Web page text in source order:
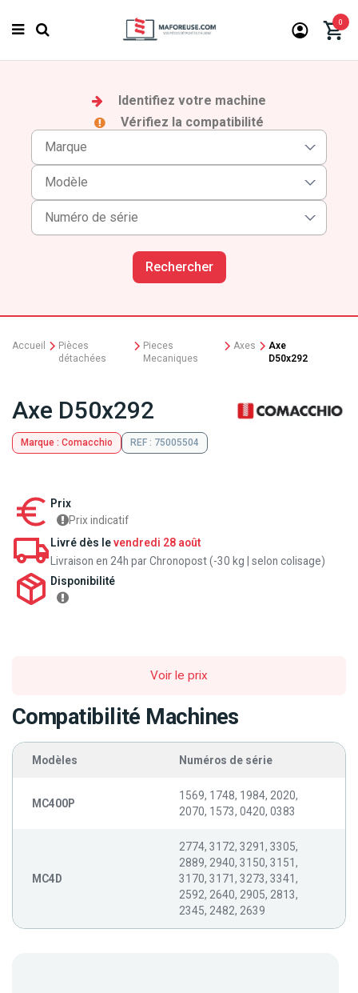
0
Identifiez votre machine
Vérifiez la compatibilité
Rechercher
Accueil
Pièces
détachées
Pieces
Mecaniques
Axes
Axe
D50x292
Axe D50x292
Marque : Comacchio REF : 75005504
Prix
Prix indicatif
Livré dès levendredi 28 août
Livraison en 24h par Chronopost (-30 kg | selon colisage)
Disponibilité
Voir le prix
Compatibilité Machines
Modèles Numéros de série
MC400P
1569, 1748, 1984, 2020,
2070, 1573, 0420, 0383
MC4D
2774, 3172, 3291, 3305,
2889, 2940, 3150, 3151,
3170, 3171, 3273, 3341,
2592, 2640, 2905, 2813,
2345, 2482, 2639